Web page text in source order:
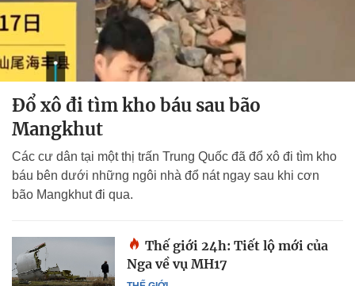
Đổ xô đi tìm kho báu sau bão
Mangkhut
Các cư dân tại một thị trấn Trung Quốc đã đổ xô đi tìm kho
báu bên dưới những ngôi nhà đổ nát ngay sau khi cơn
bão Mangkhut đi qua.
Thế giới 24h: Tiết lộ mới của
Nga về vụ MH17